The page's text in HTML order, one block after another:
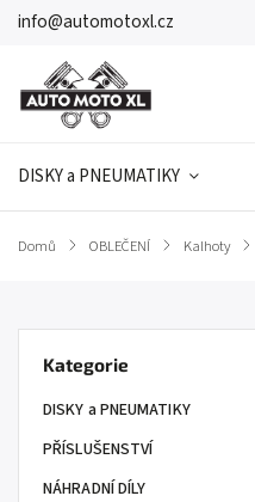
info@automotoxl.cz
DISKY a PNEUMATIKY
Domů / OBLEČENÍ / Kalhoty /
Kategorie
DISKY a PNEUMATIKY
PŘÍSLUŠENSTVÍ
NÁHRADNÍ DÍLY